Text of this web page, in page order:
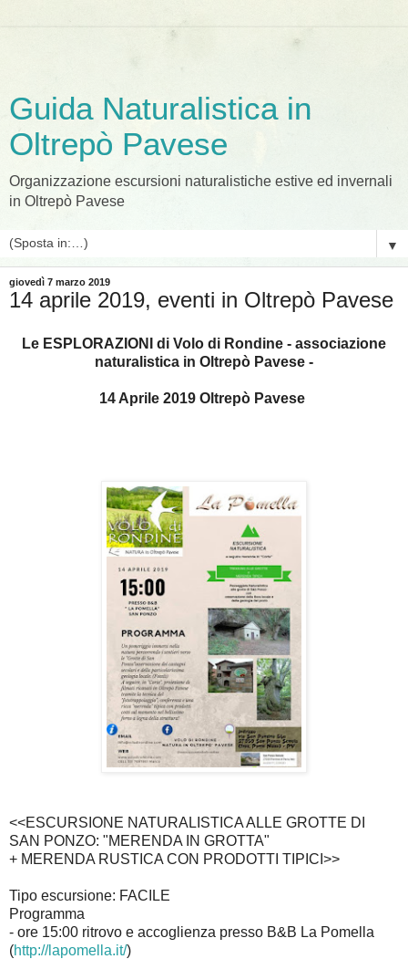
Guida Naturalistica in
Oltrepò Pavese
Organizzazione escursioni naturalistiche estive ed invernali
in Oltrepò Pavese
▼
giovedì 7 marzo 2019
14 aprile 2019, eventi in Oltrepò Pavese
Le ESPLORAZIONI di Volo di Rondine - associazione
naturalistica in Oltrepò Pavese -
14 Aprile 2019 Oltrepò Pavese
<<ESCURSIONE NATURALISTICA ALLE GROTTE DI
SAN PONZO: "MERENDA IN GROTTA"
+ MERENDA RUSTICA CON PRODOTTI TIPICI>>
Tipo escursione: FACILE
Programma
- ore 15:00 ritrovo e accoglienza presso B&B La Pomella
(http://lapomella.it/)